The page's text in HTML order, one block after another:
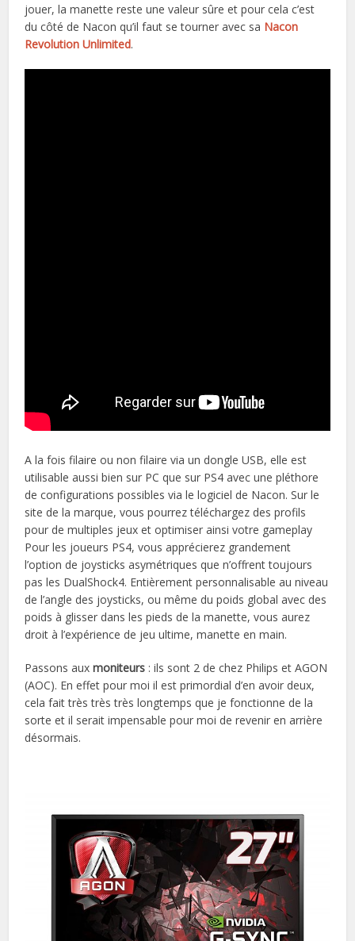
jouer, la manette reste une valeur sûre et pour cela c’est
du côté de Nacon qu’il faut se tourner avec sa Nacon
Revolution Unlimited.
A la fois filaire ou non filaire via un dongle USB, elle est
utilisable aussi bien sur PC que sur PS4 avec une pléthore
de configurations possibles via le logiciel de Nacon. Sur le
site de la marque, vous pourrez téléchargez des profils
pour de multiples jeux et optimiser ainsi votre gameplay
Pour les joueurs PS4, vous apprécierez grandement
l’option de joysticks asymétriques que n’offrent toujours
pas les DualShock4. Entièrement personnalisable au niveau
de l’angle des joysticks, ou même du poids global avec des
poids à glisser dans les pieds de la manette, vous aurez
droit à l’expérience de jeu ultime, manette en main.
Passons auxmoniteurs : ils sont 2 de chez Philips et AGON
(AOC). En effet pour moi il est primordial d’en avoir deux,
cela fait très très très longtemps que je fonctionne de la
sorte et il serait impensable pour moi de revenir en arrière
désormais.